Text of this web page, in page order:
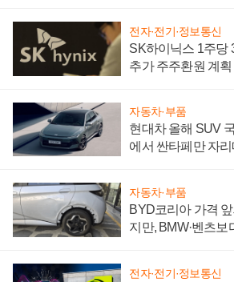
전자·전기·정보통신
SK하이닉스 1주당
추가 주주환원 계
자동차·부품
현대차 올해 SUV
에서 싼타페만 자
자동차·부품
BYD코리아 가격
지만, BMW·벤츠
전자·전기·정보통신